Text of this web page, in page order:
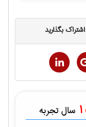
بگذارید
سال تجربه